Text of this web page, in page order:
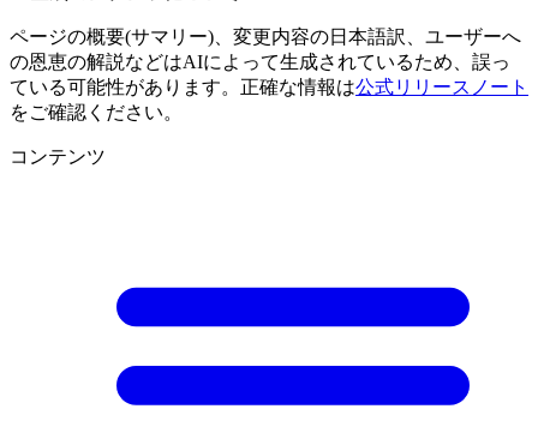
ページの概要(サマリー)、変更内容の日本語訳、ユーザーへ
の恩恵の解説などはAIによって生成されているため、誤っ
ている可能性があります。正確な情報は公式リリースノート
をご確認ください。
コンテンツ